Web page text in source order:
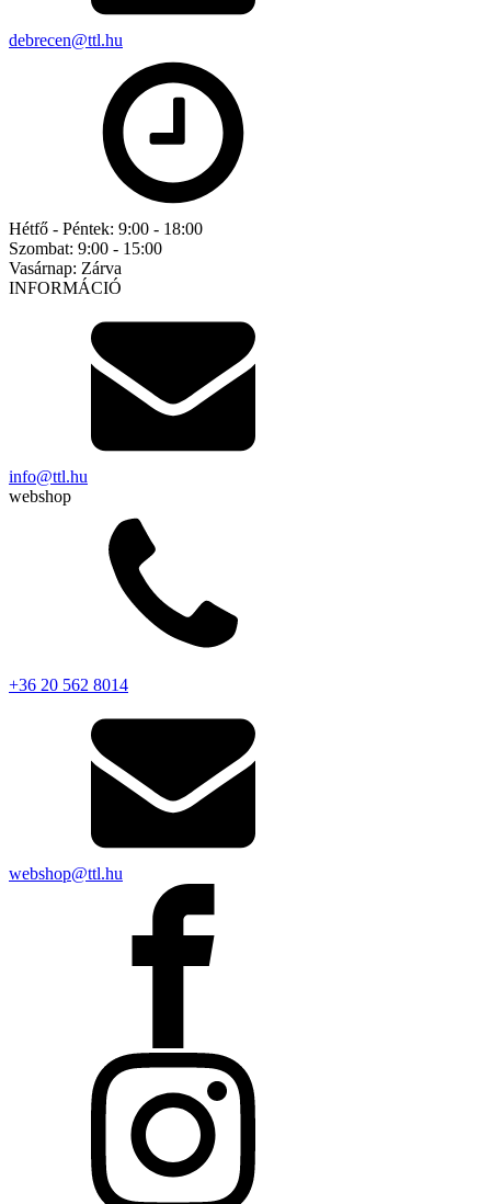
debrecen@ttl.hu
Hétfő - Péntek: 9:00 - 18:00
Szombat: 9:00 - 15:00
Vasárnap: Zárva
INFORMÁCIÓ
info@ttl.hu
webshop
+36 20 562 8014
webshop@ttl.hu